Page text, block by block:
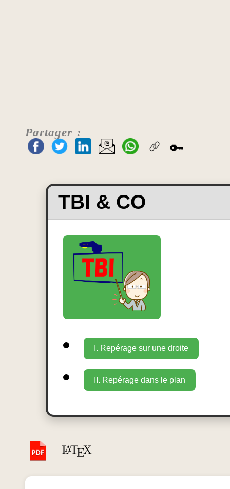
Partager :
🔑
TBI & CO
I. Repérage sur une droite
II. Repérage dans le plan